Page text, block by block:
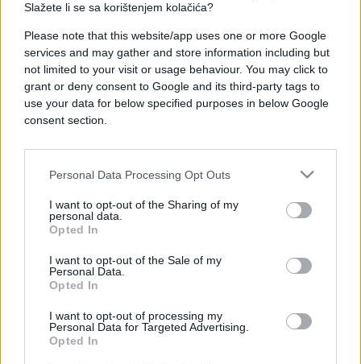
Slažete li se sa korištenjem kolačića?
Please note that this website/app uses one or more Google
services and may gather and store information including but
not limited to your visit or usage behaviour. You may click to
grant or deny consent to Google and its third-party tags to
use your data for below specified purposes in below Google
consent section.
Personal Data Processing Opt Outs
I want to opt-out of the Sharing of my
personal data.
Opted In
I want to opt-out of the Sale of my
Personal Data.
Opted In
I want to opt-out of processing my
Personal Data for Targeted Advertising.
Opted In
nekoliko nasilnika osuđeno na male zatvorske
kazne.
"Danas je historijski dan za ovu zemlju, jer
predstavlja prelomnu tačku i početak nove kulture
predsjednik pravosudnog sistema Perua.
U šetnji je učestvovao i novoizabrani predsjednik
Perua Pedro Pablo Kučinski sa suprugom Nansi
"U Peruu ne želimo nikakvo nasilje, posebno ne nad
Ranije u toku dana, on je poručio da će njegova